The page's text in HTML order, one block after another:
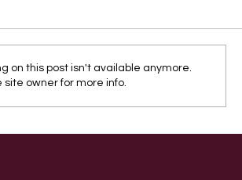
on this post isn't available anymore.
site owner for more info.